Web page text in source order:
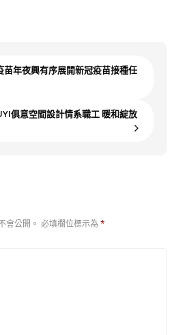
苗年夜興有序展開新冠疫苗接種任
俱意空間設計情系職工 暖和綻放
會公開。 必填欄位標示為 *